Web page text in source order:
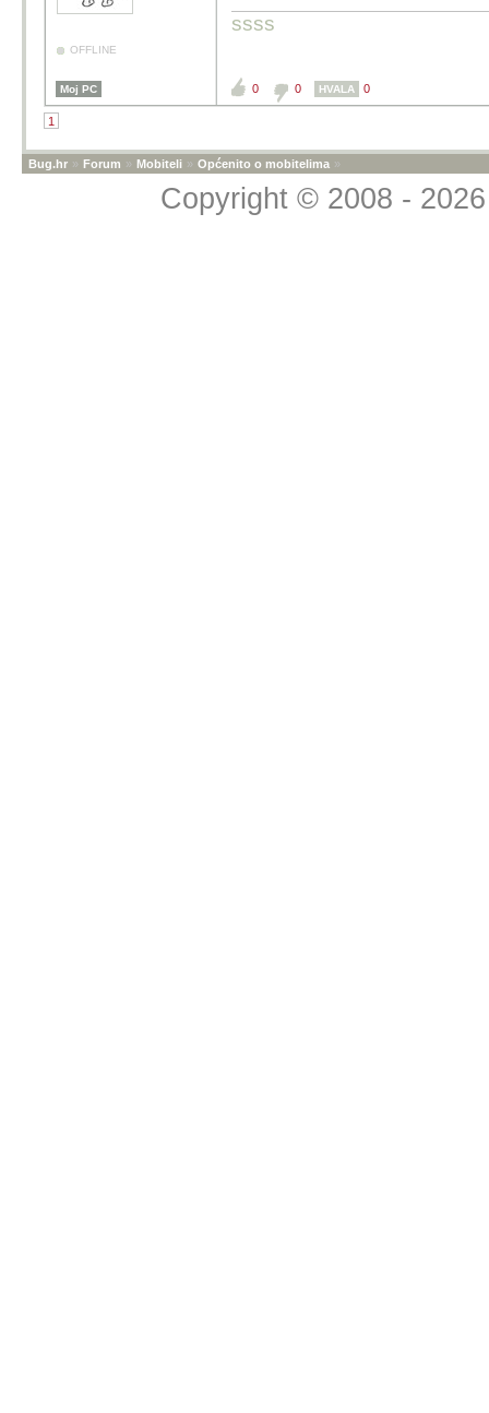
OFFLINE
ssss
Moj PC 0 0 HVALA 0
1
Bug.hr » Forum » Mobiteli » Općenito o mobitelima »
Copyright © 2008 -